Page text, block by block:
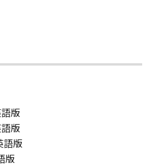
Except as
no license or right,
hereby conveyed or
you for any intellectual
its licensors.
版
版
語版
版